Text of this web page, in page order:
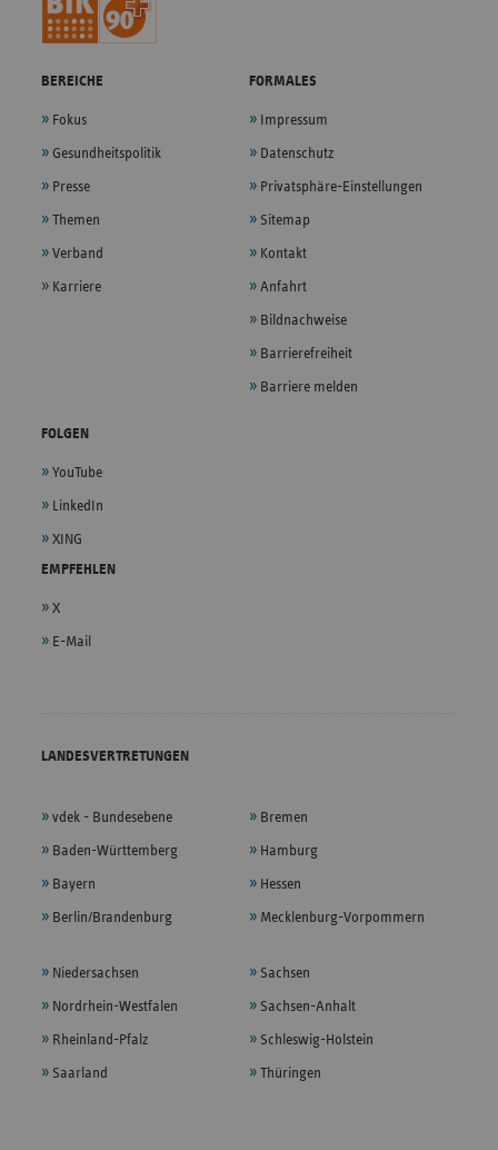
BEREICHE
Fokus
Gesundheitspolitik
Presse
Themen
Verband
Karriere
FORMALES
Impressum
Datenschutz
Privatsphäre-Einstellungen
Sitemap
Kontakt
Anfahrt
Bildnachweise
Barrierefreiheit
Barriere melden
FOLGEN
YouTube
LinkedIn
XING
EMPFEHLEN
X
E-Mail
LANDESVERTRETUNGEN
vdek - Bundesebene
Baden-Württemberg
Bayern
Berlin/Brandenburg
Bremen
Hamburg
Hessen
Mecklenburg-Vorpommern
Niedersachsen
Nordrhein-Westfalen
Rheinland-Pfalz
Saarland
Sachsen
Sachsen-Anhalt
Schleswig-Holstein
Thüringen